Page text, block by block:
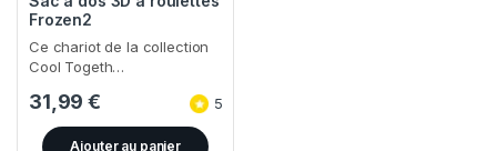
Frozen2
Ce chariot de la collection
Cool Togeth…
31,99€ 5
Ajouter au panier